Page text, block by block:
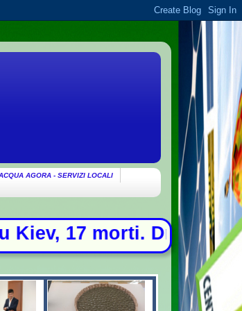
AGORA - SERVIZI LOCALI
con esplosivo